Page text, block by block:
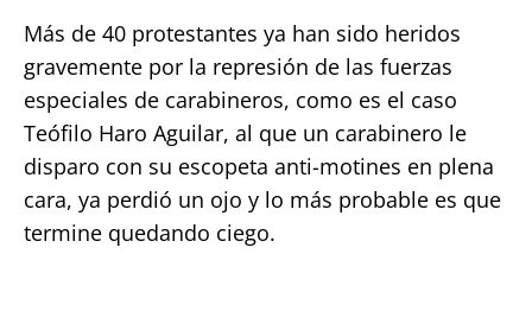
Más de 40 protestantes ya han sido heridos
gravemente por la represión de las fuerzas
especiales de carabineros, como es el caso
Teófilo Haro Aguilar, al que un carabinero le
disparo con su escopeta anti-motines en plena
cara, ya perdió un ojo y lo más probable es que
termine quedando ciego.